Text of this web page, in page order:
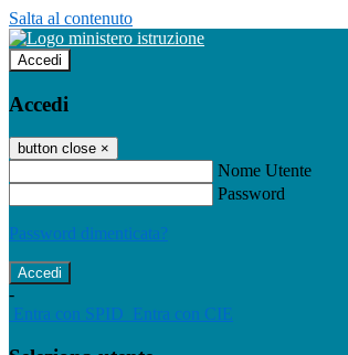
Salta al contenuto
Accedi
Accedi
button close ×
Nome Utente
Password
Password dimenticata?
-
Entra con SPID Entra con CIE